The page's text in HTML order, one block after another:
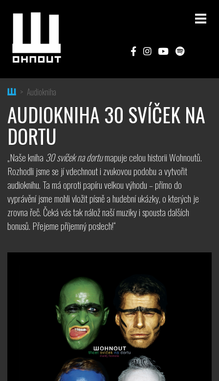
HomeAudiokniha
AUDIOKNIHA 30 SVÍČEK NA
DORTU
„Naše kniha 30 svíček na dortumapuje celou historii Wohnoutů.
Rozhodli jsme se jí vdechnout i zvukovou podobu a vytvořit
audioknihu. Ta má oproti papíru velkou výhodu – přímo do
vyprávění jsme mohli vložit písně a hudební ukázky, o kterých je
zrovna řeč. Čeká vás tak nálož naší muziky i spousta dalších
bonusů. Přejeme příjemný poslech!“